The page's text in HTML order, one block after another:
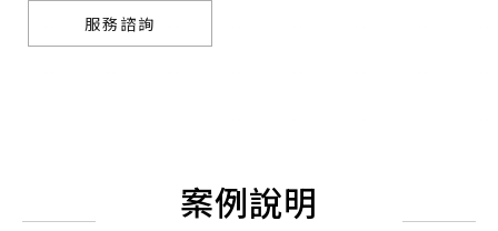
服務諮詢
案例說明